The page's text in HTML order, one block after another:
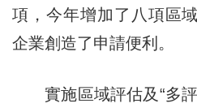
項，今年增加了八項區
企業創造了申請便利。
實施區域評估及“多評